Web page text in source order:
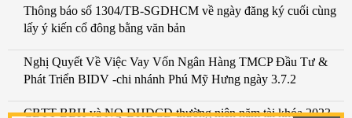
Thông báo số 1304/TB-SGDHCM về ngày đăng ký cuối cùng
lấy ý kiến cổ đông bằng văn bản
Nghị Quyết Về Việc Vay Vốn Ngân Hàng TMCP Đầu Tư &
Phát Triển BIDV -chi nhánh Phú Mỹ Hưng ngày 3.7.2
CBTT BBH và NQ ĐHĐCĐ thường niên năm tài khóa 2023